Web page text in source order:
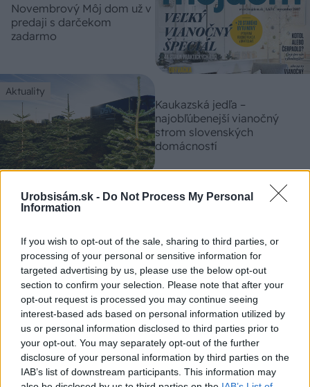
Urobsisám.sk - Do Not Process My Personal
Information
If you wish to opt-out of the sale, sharing to third parties, or
processing of your personal or sensitive information for
targeted advertising by us, please use the below opt-out
section to confirm your selection. Please note that after your
opt-out request is processed you may continue seeing
interest-based ads based on personal information utilized by
us or personal information disclosed to third parties prior to
your opt-out. You may separately opt-out of the further
disclosure of your personal information by third parties on the
IAB’s list of downstream participants. This information may
Novembrový Môj dom už v
predaji s darčekom
zadarmo
Aktuality
Kaukazská jedľa –
najobľúbenejší vianočný
strom slovenských
domácností
Aktuality
Hornbach informuje o
predaja
Aktuality
Z fasád predajní
HORNBACH miznú písmená